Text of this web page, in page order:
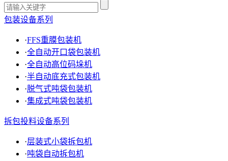
包装设备系列
·FFS重膜包装机
·全自动开口袋包装机
·全自动高位码垛机
·半自动底充式包装机
·脱气式吨袋包装机
·集成式吨袋包装机
拆包投料设备系列
·层装式小袋拆包机
·吨袋自动拆包机